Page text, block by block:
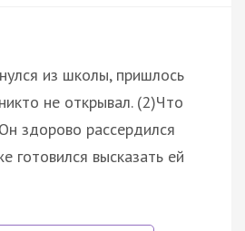
из школы, пришлось
не открывал. (2)Что
здорово рассердился
готовился высказать ей